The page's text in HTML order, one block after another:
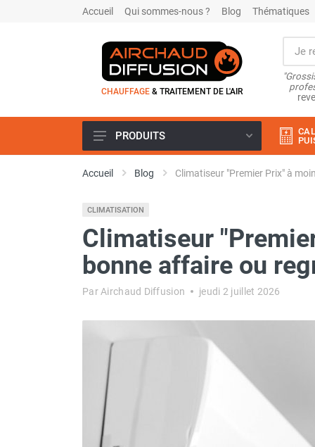
Accueil Qui sommes-nous ? Blog Thématiques
CHAUFFAGE & TRAITEMENT DE L'AIR
Climatiseur
Climatiseur mobile résidentiel et
tertiaire
Climatiseur fixe
Rafraîchisseur d'air
Rafraîchisseur d'air gainable
Coffret de brumisation
Ventilateur brumisateur
Ventilateur / extracteur d'air mobile
Brasseur d'air
Ventilateur fixe
Ventilateur industriel
PRODUITS
Accueil Blog Climatiseur "Premier Prix" à
CLIMATISATION
Climatiseur
bonne affaire ou
Par Airchaud Diffusion jeudi 2 juillet 2026